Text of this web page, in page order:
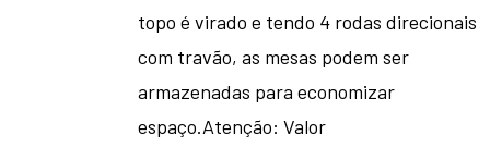
topo é virado e tendo 4 rodas direcionais
com travão, as mesas podem ser
armazenadas para economizar
espaço.Atenção: Valor